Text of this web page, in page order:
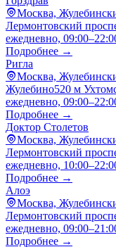
Москва,
Лермонтовский
ежедневно,
Подробнее →
Ригла
Москва,
Жулебино520 м
ежедневно,
Подробнее →
Доктор Столетов
Москва,
Лермонтовский
ежедневно,
Подробнее →
Алоэ
Москва,
Лермонтовский
ежедневно,
Подробнее →